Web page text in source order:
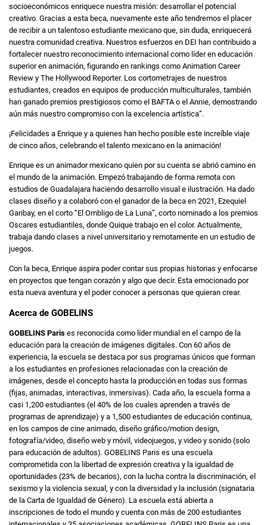
socioeconómicos enriquece nuestra misión: desarrollar el potencial
creativo. Gracias a esta beca, nuevamente este año tendremos el placer
de recibir a un talentoso estudiante mexicano que, sin duda, enriquecerá
nuestra comunidad creativa. Nuestros esfuerzos en DEI han contribuido a
fortalecer nuestro reconocimiento internacional como líder en educación
superior en animación, figurando en rankings como Animation Career
Review y The Hollywood Reporter. Los cortometrajes de nuestros
estudiantes, creados en equipos de producción multiculturales, también
han ganado premios prestigiosos como el BAFTA o el Annie, demostrando
aún más nuestro compromiso con la excelencia artística”.
¡Felicidades a Enrique y a quienes han hecho posible este increíble viaje
de cinco años, celebrando el talento mexicano en la animación!
Enrique es un animador mexicano quien por su cuenta se abrió camino en
el mundo de la animación. Empezó trabajando de forma remota con
estudios de Guadalajara haciendo desarrollo visual e ilustración. Ha dado
clases diseño y a colaboró con el ganador de la beca en 2021, Ezequiel
Garibay, en el corto “El Ombligo de La Luna”, corto nominado a los premios
Oscares estudiantiles, donde Quique trabajo en el color. Actualmente,
trabaja dando clases a nivel universitario y remotamente en un estudio de
juegos.
Con la beca, Enrique aspira poder contar sus propias historias y enfocarse
en proyectos que tengan corazón y algo que decir. Esta emocionado por
esta nueva aventura y el poder conocer a personas que quieran crear.
Acerca de GOBELINS
GOBELINS Paris es reconocida como líder mundial en el campo de la
educación para la creación de imágenes digitales. Con 60 años de
experiencia, la escuela se destaca por sus programas únicos que forman
a los estudiantes en profesiones relacionadas con la creación de
imágenes, desde el concepto hasta la producción en todas sus formas
(fijas, animadas, interactivas, inmersivas). Cada año, la escuela forma a
casi 1,200 estudiantes (el 40% de los cuales aprenden a través de
programas de aprendizaje) y a 1,500 estudiantes de educación continua,
en los campos de cine animado, diseño gráfico/motion design,
fotografía/video, diseño web y móvil, videojuegos, y video y sonido (solo
para educación de adultos). GOBELINS Paris es una escuela
comprometida con la libertad de expresión creativa y la igualdad de
oportunidades (23% de becarios), con la lucha contra la discriminación, el
sexismo y la violencia sexual, y con la diversidad y la inclusión (signataria
de la Carta de Igualdad de Género). La escuela está abierta a
inscripciones de todo el mundo y cuenta con más de 200 estudiantes